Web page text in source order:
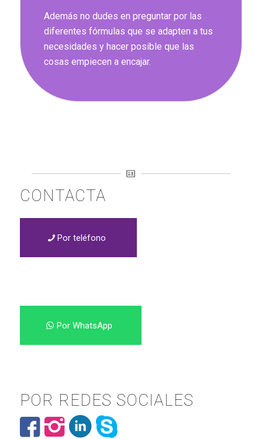
Además no dudes en preguntar por las
diferentes fórmulas que se adapten a tus
necesidades y hacer posible que las
cosas empiecen a encajar.
CONTACTA
Por teléfono
Por WhatsApp
POR REDES SOCIALES